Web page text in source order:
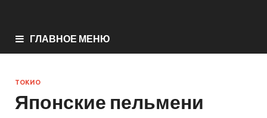
ГЛАВНОЕ МЕНЮ
ТОКИО
Японские пельмени